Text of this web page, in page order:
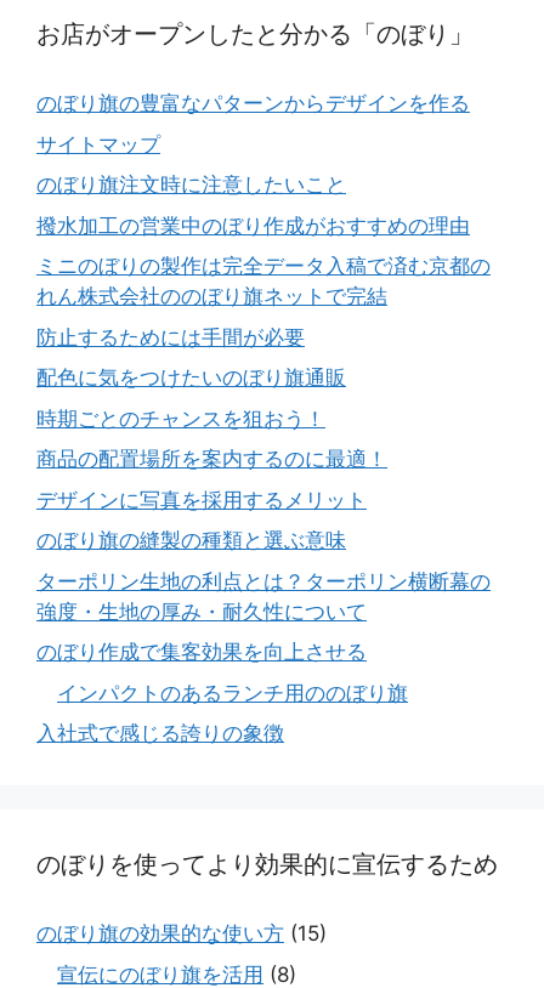
お店がオープンしたと分かる「のぼり」
のぼり旗の豊富なパターンからデザインを作る
サイトマップ
のぼり旗注文時に注意したいこと
撥水加工の営業中のぼり作成がおすすめの理由
ミニのぼりの製作は完全データ入稿で済む京都の
れん株式会社ののぼり旗ネットで完結
防止するためには手間が必要
配色に気をつけたいのぼり旗通販
時期ごとのチャンスを狙おう！
商品の配置場所を案内するのに最適！
デザインに写真を採用するメリット
のぼり旗の縫製の種類と選ぶ意味
ターポリン生地の利点とは？ターポリン横断幕の
強度・生地の厚み・耐久性について
のぼり作成で集客効果を向上させる
インパクトのあるランチ用ののぼり旗
入社式で感じる誇りの象徴
のぼりを使ってより効果的に宣伝するため
のぼり旗の効果的な使い方 (15)
宣伝にのぼり旗を活用 (8)